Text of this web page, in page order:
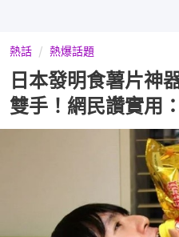
熱話 熱爆話題
日本發明食薯片
雙手！網民讚實用